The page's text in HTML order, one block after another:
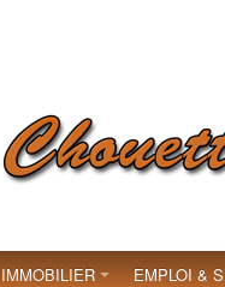
IMMOBILIER EMPLOI &